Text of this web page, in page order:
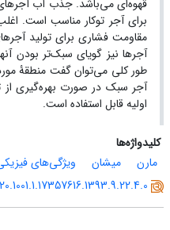
قهوه‌ای می‌باشد. جذب آب آجرهای
برای آجر توکار مناسب است.
مقاومت فشاری برای تولید
آجرها نیز گویای سبک‌تر بودن
طور کلی می‌توان گفت منطقۀ
آجر سبک در صورت بهره‌گیری از
اولیه قابل استفاده است.
کلیدواژه‌ها
مارن
میشان ویژگی‌های
20.1001.1.17357616.1393.9.22.4.0